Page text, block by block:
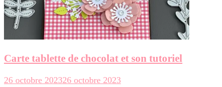
Carte tablette de chocolat et son tutoriel
26 octobre 202326 octobre 2023